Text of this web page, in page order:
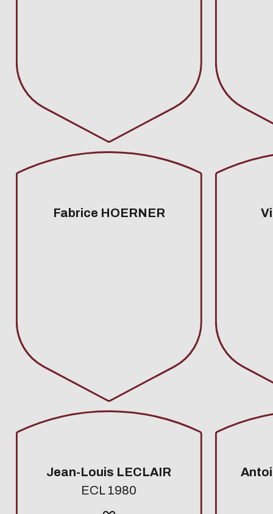
Fabrice HOERNER
Jean-Louis LECLAIR
ECL 1980